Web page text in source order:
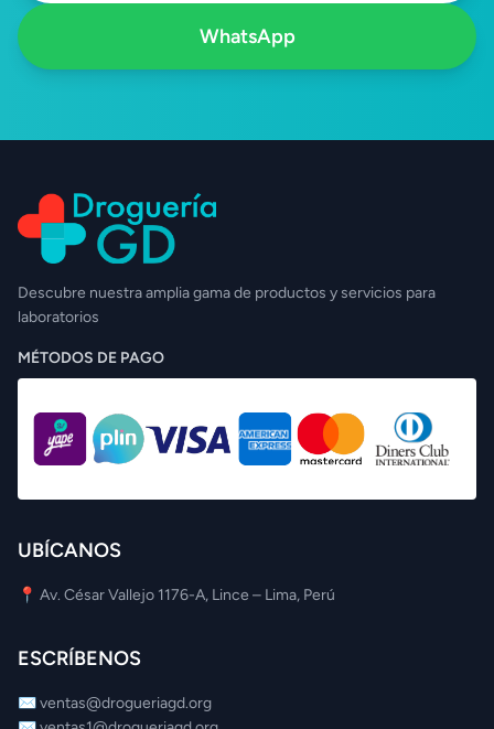
WhatsApp
Descubre nuestra amplia gama de productos y servicios para
laboratorios
MÉTODOS DE PAGO
UBÍCANOS
📍 Av. César Vallejo 1176-A, Lince – Lima, Perú
ESCRÍBENOS
✉️ventas@drogueriagd.org